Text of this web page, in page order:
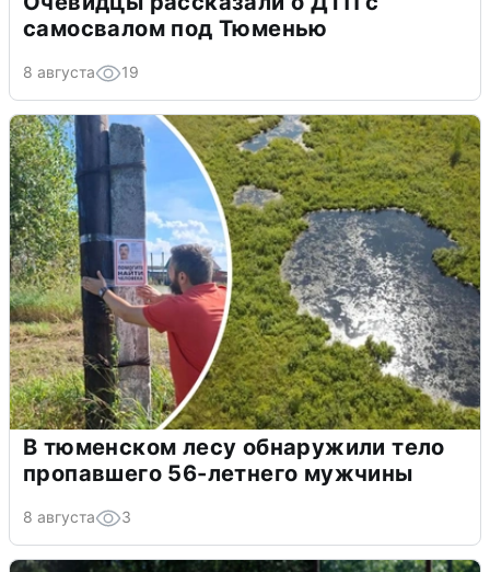
самосвалом под Тюменью
8 августа 19
В тюменском лесу обнаружили тело
пропавшего 56-летнего мужчины
8 августа 3